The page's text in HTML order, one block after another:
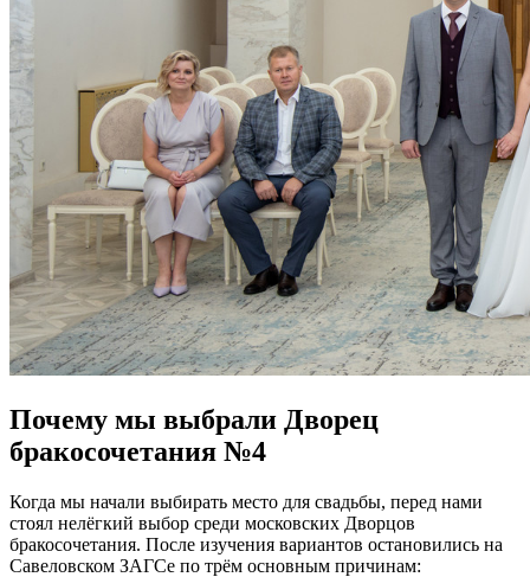
Почему мы выбрали Дворец
бракосочетания №4
Когда мы начали выбирать место для свадьбы, перед нами
стоял нелёгкий выбор среди московских Дворцов
бракосочетания. После изучения вариантов остановились на
Савеловском ЗАГСе по трём основным причинам: